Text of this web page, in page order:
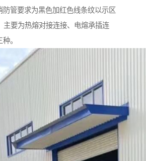
防管要求为黑色加红色线条纹以示区
主要为热熔对接连接、电熔承插连
。